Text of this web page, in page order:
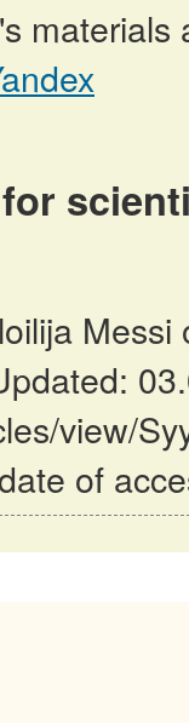
materials
view/
of